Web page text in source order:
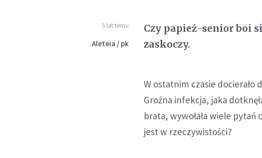
5 lat temu
Aleteia / pk
Czy papież-senior boi
zaskoczy.
W ostatnim czasie docierało
Groźna infekcja, jaka
brata, wywołała wiele pytań
jest w rzeczywistości?